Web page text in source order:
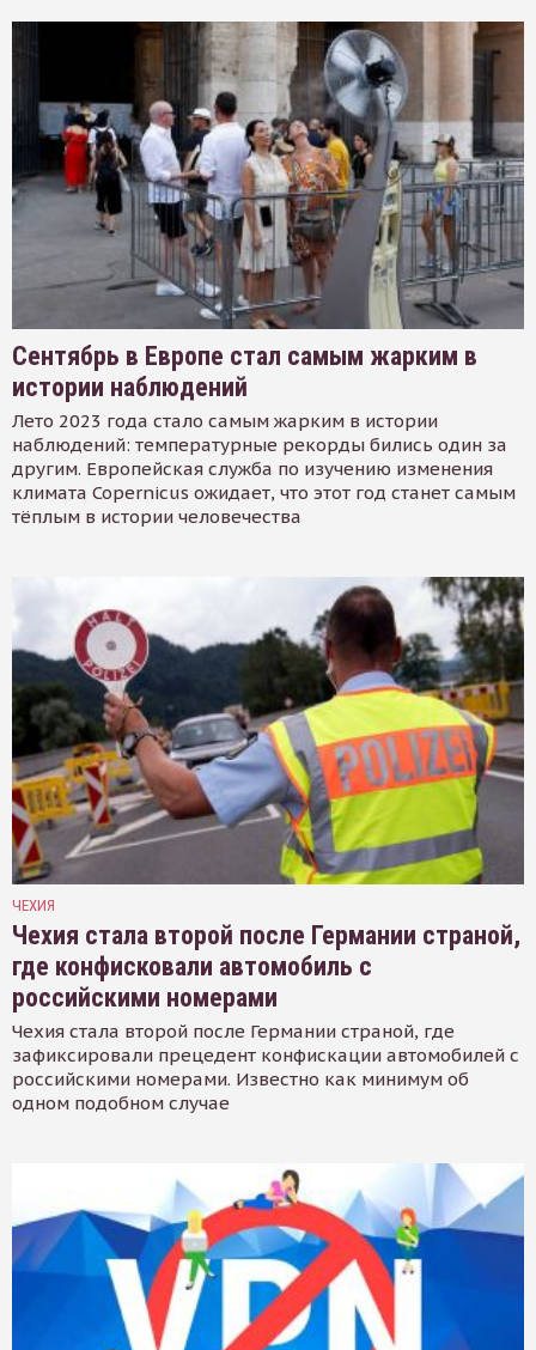
Сентябрь в Европе стал самым жарким в
истории наблюдений
Лето 2023 года стало самым жарким в истории
наблюдений: температурные рекорды бились один за
другим. Европейская служба по изучению изменения
климата Copernicus ожидает, что этот год станет самым
тёплым в истории человечества
ЧЕХИЯ
Чехия стала второй после Германии страной,
где конфисковали автомобиль с
российскими номерами
Чехия стала второй после Германии страной, где
зафиксировали прецедент конфискации автомобилей с
российскими номерами. Известно как минимум об
одном подобном случае